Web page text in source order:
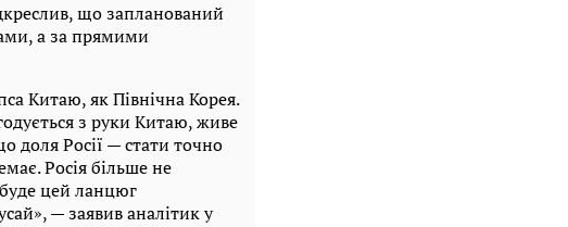
що запланований
а за прямими
Китаю, як Північна Корея.
з руки Китаю, живе
доля Росії — стати точно
Росія більше не
цей ланцюг
— заявив аналітик у